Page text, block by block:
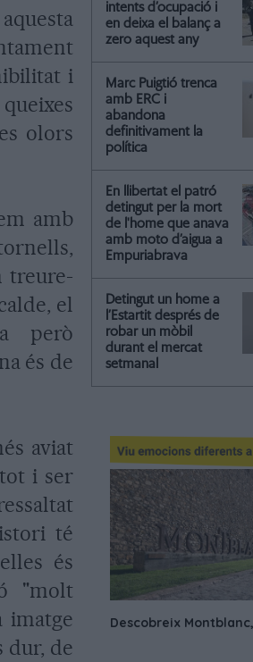
i
olors
amb
treure-
el
però
és de
aviat
i ser
té
és
"molt
imatge
dur, de
intents d’ocupació i
en deixa el balanç a
zero aquest any
Marc Puigtió trenca
amb ERC i
abandona
definitivament la
política
En llibertat el patró
detingut per la mort
de l'home que anava
amb moto d’aigua a
Empuriabrava
Detingut un home a
l’Estartit després de
robar un mòbil
durant el mercat
setmanal